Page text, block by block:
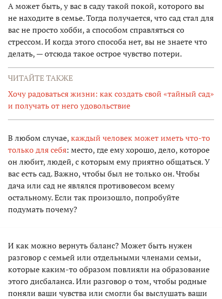
А может быть, у вас в саду такой покой, которого вы
не находите в семье. Тогда получается, что сад стал для
вас не просто хобби, а способом справляться со
стрессом. И когда этого способа нет, вы не знаете что
делать, — отсюда такое острое чувство потери.
ЧИТАЙТЕ ТАКЖЕ
Хочу радоваться жизни: как создать свой «тайный сад»
и получать от него удовольствие
В любом случае,каждый человек может иметь что-то
только для себя: место, где ему хорошо, дело, которое
он любит, людей, с которым ему приятно общаться. У
вас есть сад. Важно, чтобы был не только он. Чтобы
дача или сад не являлся противовесом всему
остальному. Если так произошло, попробуйте
подумать почему?
И как можно вернуть баланс? Может быть нужен
разговор с семьей или отдельными членами семьи,
которые каким-то образом повлияли на образование
этого дисбаланса. Или разговор о том, чтобы родные
поняли ваши чувства или смогли бы выслушать ваши